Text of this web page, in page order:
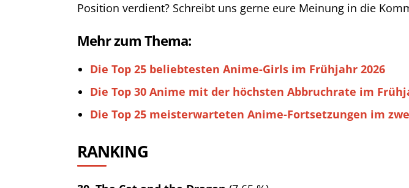
Position verdient? Schreibt uns gerne eure Meinung in die
Mehr zum Thema:
Die Top 25 beliebtesten Anime-Girls im Frühjahr 2026
Die Top 30 Anime mit der höchsten Abbruchrate im
Die Top 25 meisterwarteten Anime-Fortsetzungen im
RANKING